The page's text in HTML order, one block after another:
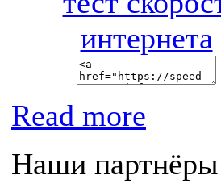
Read more
Наши